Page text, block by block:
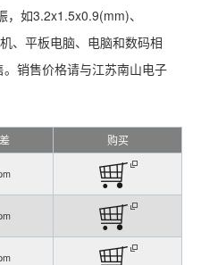
如3.2x1.5x0.9(mm)、
、平板电脑、电脑和数码相
销售价格请与江苏南山电子
购买